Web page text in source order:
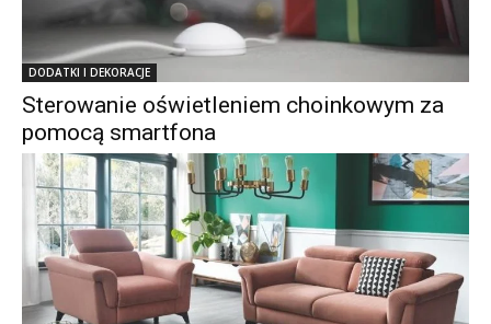
DODATKI I DEKORACJE
Sterowanie oświetleniem choinkowym za
pomocą smartfona